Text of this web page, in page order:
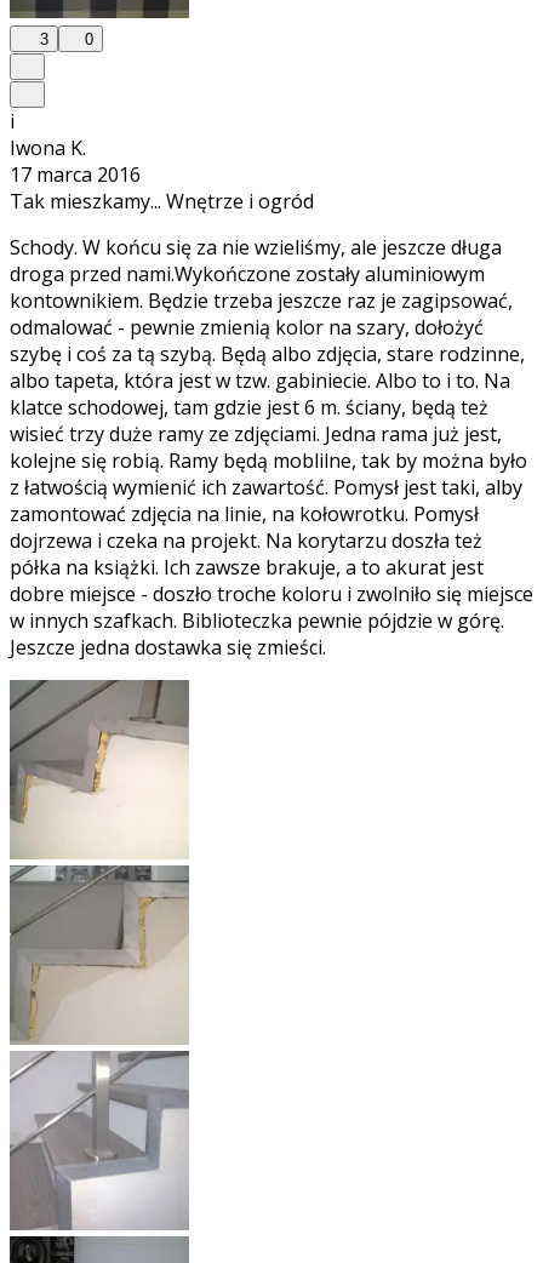
3 0
i
Iwona K.
17 marca 2016
Tak mieszkamy... Wnętrze i ogród
Schody. W końcu się za nie wzieliśmy, ale jeszcze długa
droga przed nami.Wykończone zostały aluminiowym
kontownikiem. Będzie trzeba jeszcze raz je zagipsować,
odmalować - pewnie zmienią kolor na szary, dołożyć
szybę i coś za tą szybą. Będą albo zdjęcia, stare rodzinne,
albo tapeta, która jest w tzw. gabiniecie. Albo to i to. Na
klatce schodowej, tam gdzie jest 6 m. ściany, będą też
wisieć trzy duże ramy ze zdjęciami. Jedna rama już jest,
kolejne się robią. Ramy będą moblilne, tak by można było
z łatwością wymienić ich zawartość. Pomysł jest taki, alby
zamontować zdjęcia na linie, na kołowrotku. Pomysł
dojrzewa i czeka na projekt. Na korytarzu doszła też
półka na książki. Ich zawsze brakuje, a to akurat jest
dobre miejsce - doszło troche koloru i zwolniło się miejsce
w innych szafkach. Biblioteczka pewnie pójdzie w górę.
Jeszcze jedna dostawka się zmieści.